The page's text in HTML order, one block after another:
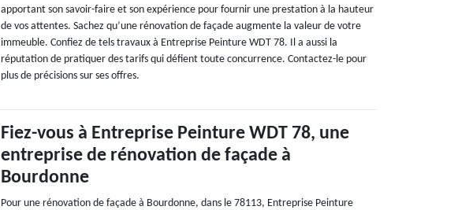
apportant son savoir-faire et son expérience pour fournir une prestation à la hauteur
de vos attentes. Sachez qu’une rénovation de façade augmente la valeur de votre
immeuble. Confiez de tels travaux à Entreprise Peinture WDT 78. Il a aussi la
réputation de pratiquer des tarifs qui défient toute concurrence. Contactez-le pour
plus de précisions sur ses offres.
Fiez-vous à Entreprise Peinture WDT 78, une
entreprise de rénovation de façade à
Bourdonne
Pour une rénovation de façade à Bourdonne, dans le 78113, Entreprise Peinture